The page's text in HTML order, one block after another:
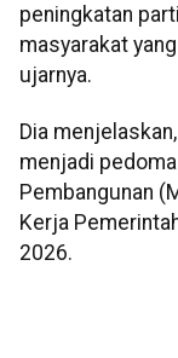
peningkatan
masyarakat
ujarnya.
Dia
menjadi
Pembangunan
Kerja
2026.